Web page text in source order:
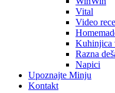
Vital
Video
Kuhinjica
Razna
Napici
Upoznajte Minju
Kontakt